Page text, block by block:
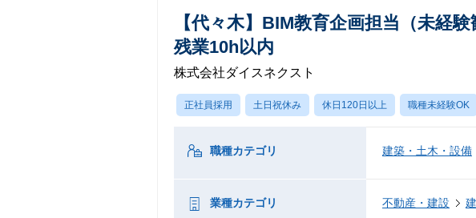
【代々木】BIM教育企画担当（未経
残業10h以内
株式会社ダイスネクスト
正社員採用 土日祝休み 休日120日以上 職種未経験OK
職種カテゴリ 建築・土木・設備
業種カテゴリ 不動産・建設